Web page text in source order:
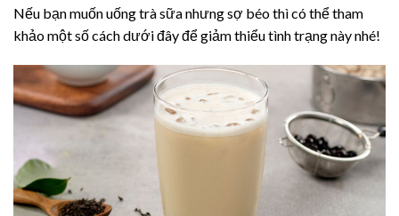
Nếu bạn muốn uống trà sữa nhưng sợ béo thì có thể tham
khảo một số cách dưới đây để giảm thiểu tình trạng này nhé!